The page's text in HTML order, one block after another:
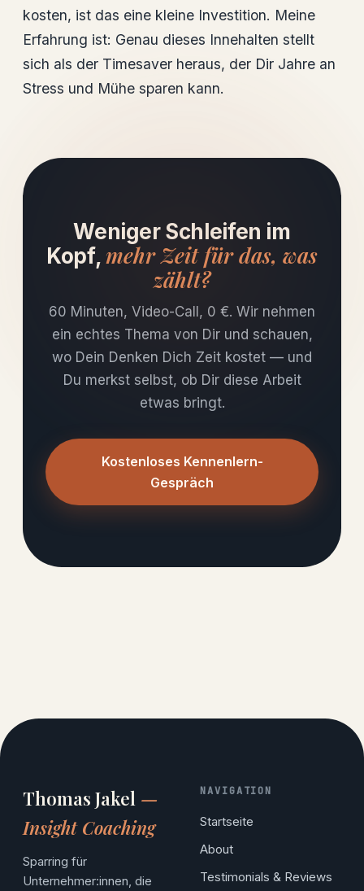
kosten, ist das eine kleine Investition. Meine
Erfahrung ist: Genau dieses Innehalten stellt
sich als der Timesaver heraus, der Dir Jahre an
Stress und Mühe sparen kann.
Weniger Schleifen im
Kopf,mehr Zeit für das, was
zählt?
60 Minuten, Video-Call, 0 €. Wir nehmen
ein echtes Thema von Dir und schauen,
wo Dein Denken Dich Zeit kostet — und
Du merkst selbst, ob Dir diese Arbeit
etwas bringt.
Kostenloses Kennenlern-
Gespräch
Thomas Jakel —
Insight Coaching
Sparring für
Unternehmer:innen, die
NAVIGATION
Startseite
About
Testimonials & Reviews